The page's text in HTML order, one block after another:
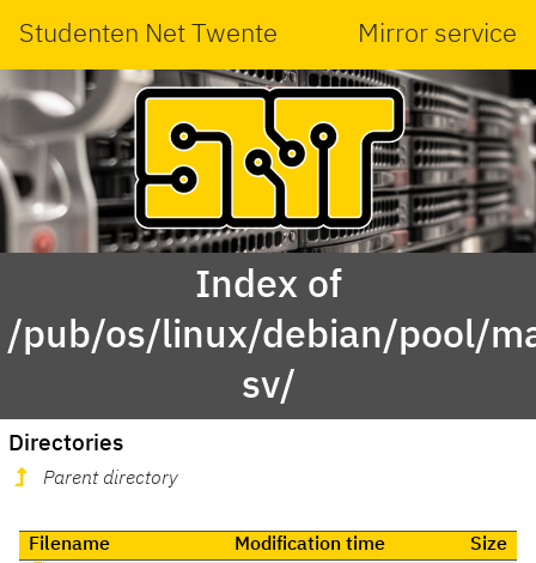
Studenten Net Twente Mirror service
Index of
/pub/os/linux/debian/pool/
sv/
Directories
Parent directory
Filename Modification time
Size